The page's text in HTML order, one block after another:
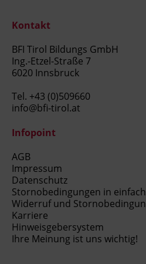
Kontakt
BFI Tirol Bildungs GmbH
Ing.-Etzel-Straße 7
6020 Innsbruck
Tel. +43 (0)509660
info@bfi-tirol.at
Infopoint
AGB
Impressum
Datenschutz
Stornobedingungen in
Widerruf und
Karriere
Hinweisgebersystem
Ihre Meinung ist uns wichtig!